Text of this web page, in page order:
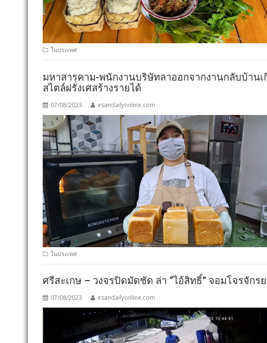
ในประเทศ
มหาสารคาม-พนักงานบริษัทลาออกจากงานกลับบ้าน
สไตล์ฝรั่งเศสร้างรายได้
07/08/2023 esandailyonline.com
ในประเทศ
ศรีสะเกษ – วงจรปิดมัดชัด ล่า “ไอ้สิทธิ์” จอมโจรจัก
07/08/2023 esandailyonline.com